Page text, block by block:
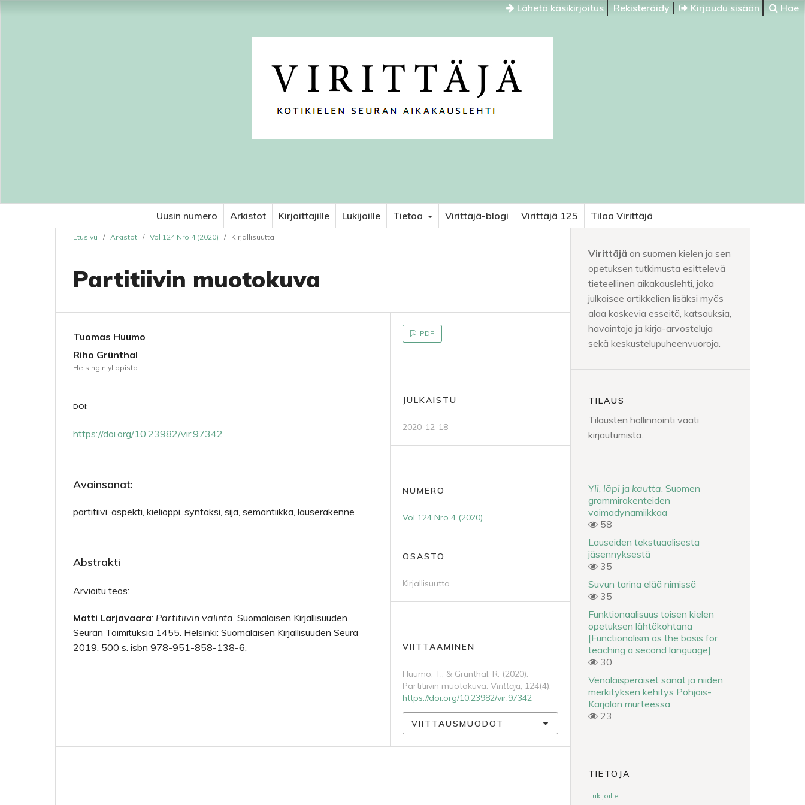
Lähetä käsikirjoitus Rekisteröidy Kirjaudu sisään Hae
Uusin numero Arkistot Kirjoittajille Lukijoille Tietoa Virittäjä-blogi Virittäjä 125 Tilaa Virittäjä
Etusivu / Arkistot / Vol 124 Nro 4 (2020) / Kirjallisuutta
Partitiivin muotokuva
Tuomas Huumo
Riho Grünthal
Helsingin yliopisto
DOI:
https://doi.org/10.23982/vir.97342
Avainsanat:
partitiivi, aspekti, kielioppi, syntaksi, sija, semantiikka, lauserakenne
Abstrakti
Arvioitu teos:
Matti Larjavaara: Partitiivin valinta. Suomalaisen Kirjallisuuden
Seuran Toimituksia 1455. Helsinki: Suomalaisen Kirjallisuuden Seura
2019. 500 s. isbn 978-951-858-138-6.
PDF
JULKAISTU
2020-12-18
NUMERO
Vol 124 Nro 4 (2020)
OSASTO
Kirjallisuutta
VIITTAAMINEN
Huumo, T., & Grünthal, R. (2020).
Partitiivin muotokuva. Virittäjä, 124(4).
https://doi.org/10.23982/vir.97342
VIITTAUSMUODOT
Virittäjä on suomen kielen ja sen
opetuksen tutkimusta esittelevä
tieteellinen aikakauslehti, joka
julkaisee artikkelien lisäksi myös
alaa koskevia esseitä, katsauksia,
havaintoja ja kirja-arvosteluja
sekä keskustelupuheenvuoroja.
TILAUS
Tilausten hallinnointi vaati
kirjautumista.
Yli läpi ja kautta . Suomen
grammirakenteiden
voimadynamiikkaa
58
Lauseiden tekstuaalisesta
jäsennyksestä
35
Suvun tarina elää nimissä
35
Funktionaalisuus toisen kielen
opetuksen lähtökohtana
[Functionalism as the basis for
teaching a second language]
30
Venäläisperäiset sanat ja niiden
merkityksen kehitys Pohjois-
Karjalan murteessa
23
TIETOJA
Lukijoille